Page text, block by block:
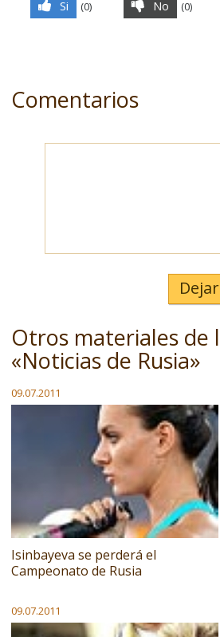
Si (0) No (0)
Comentarios
Otros materiales de
«Noticias de Rusia»
09.07.2011
Isinbayeva se perderá el
Campeonato de Rusia
09.07.2011